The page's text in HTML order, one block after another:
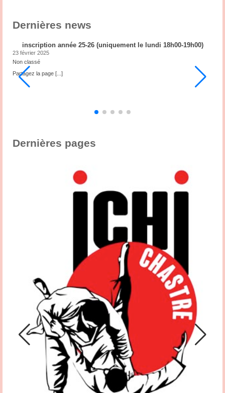
Dernières news
inscription année 25-26 (uniquement le lundi 18h00-19h00)
23 février 2025
Non classé
Partagez la page [...]
Dernières pages